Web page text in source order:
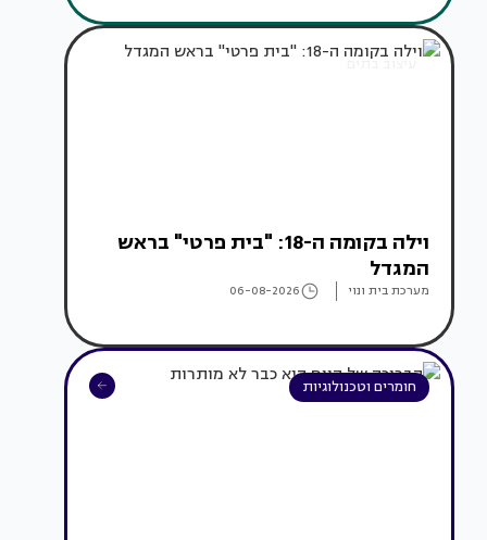
עיצוב בתים
וילה בקומה ה-18: "בית פרטי" בראש
המגדל
מערכת בית ונוי 06-08-2026
חומרים וטכנולוגיות